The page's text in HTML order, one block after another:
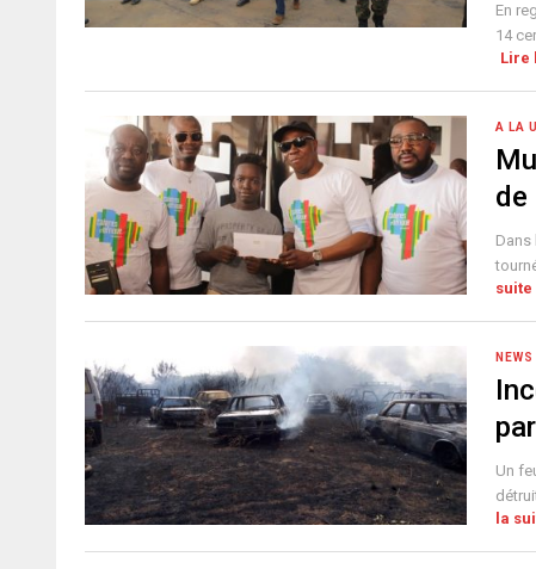
En
14
Lire
A LA
de
Dans
suite
Un
la